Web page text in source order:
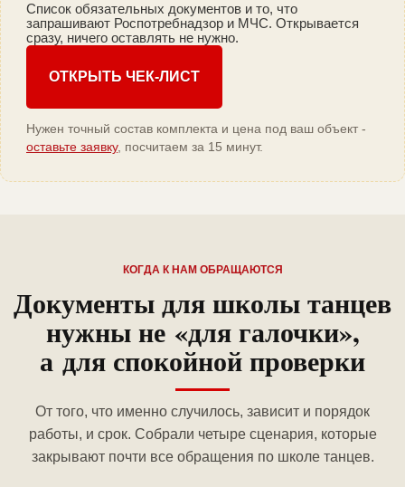
Список обязательных документов и то, что
запрашивают Роспотребнадзор и МЧС. Открывается
сразу, ничего оставлять не нужно.
ОТКРЫТЬ ЧЕК-ЛИСТ
Нужен точный состав комплекта и цена под ваш объект -
оставьте заявку, посчитаем за 15 минут.
КОГДА К НАМ ОБРАЩАЮТСЯ
Документы для школы танцев
нужны не «для галочки»,
а для спокойной проверки
От того, что именно случилось, зависит и порядок
работы, и срок. Собрали четыре сценария, которые
закрывают почти все обращения по школе танцев.